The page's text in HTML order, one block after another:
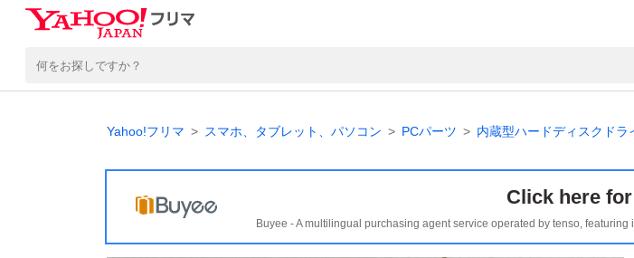
Yahoo!フリマ スマホ、タブレット、パソコン PCパーツ 内蔵型ハードディスクドラ
Click here
Buyee - A multilingual purchasing agent service operated by tenso,